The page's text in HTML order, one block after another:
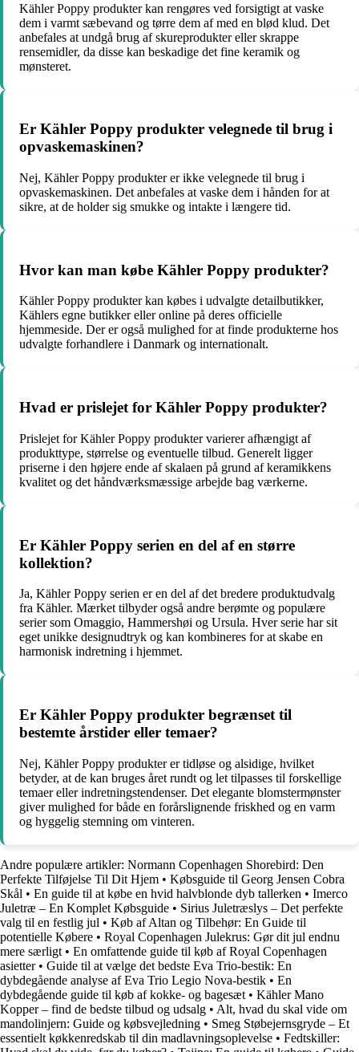
Kähler Poppy produkter kan rengøres ved forsigtigt at vaske
dem i varmt sæbevand og tørre dem af med en blød klud. Det
anbefales at undgå brug af skureprodukter eller skrappe
rensemidler, da disse kan beskadige det fine keramik og
mønsteret.
Er Kähler Poppy produkter velegnede til brug i
opvaskemaskinen?
Nej, Kähler Poppy produkter er ikke velegnede til brug i
opvaskemaskinen. Det anbefales at vaske dem i hånden for at
sikre, at de holder sig smukke og intakte i længere tid.
Hvor kan man købe Kähler Poppy produkter?
Kähler Poppy produkter kan købes i udvalgte detailbutikker,
Kählers egne butikker eller online på deres officielle
hjemmeside. Der er også mulighed for at finde produkterne hos
udvalgte forhandlere i Danmark og internationalt.
Hvad er prislejet for Kähler Poppy produkter?
Prislejet for Kähler Poppy produkter varierer afhængigt af
produkttype, størrelse og eventuelle tilbud. Generelt ligger
priserne i den højere ende af skalaen på grund af keramikkens
kvalitet og det håndværksmæssige arbejde bag værkerne.
Er Kähler Poppy serien en del af en større
kollektion?
Ja, Kähler Poppy serien er en del af det bredere produktudvalg
fra Kähler. Mærket tilbyder også andre berømte og populære
serier som Omaggio, Hammershøi og Ursula. Hver serie har sit
eget unikke designudtryk og kan kombineres for at skabe en
harmonisk indretning i hjemmet.
Er Kähler Poppy produkter begrænset til
bestemte årstider eller temaer?
Nej, Kähler Poppy produkter er tidløse og alsidige, hvilket
betyder, at de kan bruges året rundt og let tilpasses til forskellige
temaer eller indretningstendenser. Det elegante blomstermønster
giver mulighed for både en forårslignende friskhed og en varm
og hyggelig stemning om vinteren.
Andre populære artikler: Normann Copenhagen Shorebird: Den
Perfekte Tilføjelse Til Dit Hjem • Købsguide til Georg Jensen Cobra
Skål • En guide til at købe en hvid halvblonde dyb tallerken • Imerco
Juletræ – En Komplet Købsguide • Sirius Juletræslys – Det perfekte
valg til en festlig jul • Køb af Altan og Tilbehør: En Guide til
potentielle Købere • Royal Copenhagen Julekrus: Gør dit jul endnu
mere særligt • En omfattende guide til køb af Royal Copenhagen
asietter• Guide til at vælge det bedste Eva Trio-bestik: En
dybdegående analyse af Eva Trio Legio Nova-bestik • En
dybdegående guide til køb af kokke- og bagesæt • Kähler Mano
Kopper – find de bedste tilbud og udsalg • Alt, hvad du skal vide om
mandolinjern: Guide og købsvejledning • Smeg Støbejernsgryde – Et
essentielt køkkenredskab til din madlavningsoplevelse • Fedtskiller: